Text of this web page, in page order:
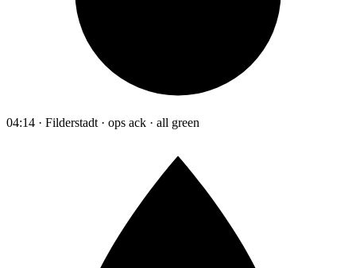
04:14 · Filderstadt · ops ack · all green